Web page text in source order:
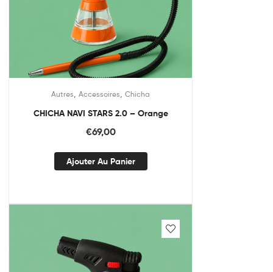
Autres Accessoires Chicha
CHICHA NAVI STARS 2.0 – Orange
€69,00
Ajouter Au Panier